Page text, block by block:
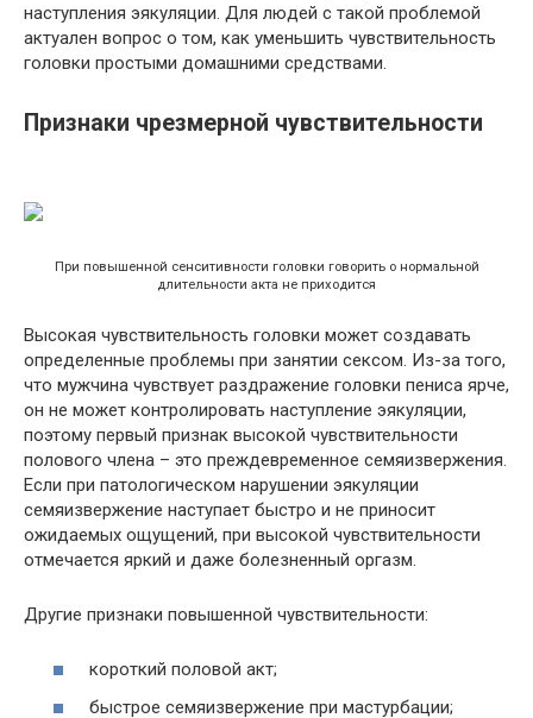
наступления эякуляции. Для людей с такой проблемой
актуален вопрос о том, как уменьшить чувствительность
головки простыми домашними средствами.
Признаки чрезмерной чувствительности
При повышенной сенситивности головки говорить о нормальной
длительности акта не приходится
Высокая чувствительность головки может создавать
определенные проблемы при занятии сексом. Из-за того,
что мужчина чувствует раздражение головки пениса ярче,
он не может контролировать наступление эякуляции,
поэтому первый признак высокой чувствительности
полового члена – это преждевременное семяизвержения.
Если при патологическом нарушении эякуляции
семяизвержение наступает быстро и не приносит
ожидаемых ощущений, при высокой чувствительности
отмечается яркий и даже болезненный оргазм.
Другие признаки повышенной чувствительности:
короткий половой акт;
быстрое семяизвержение при мастурбации;